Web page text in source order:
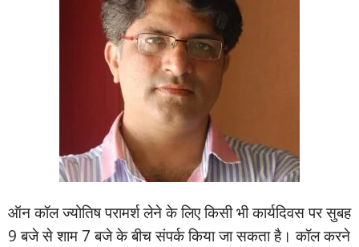
ऑन कॉल ज्‍योतिष परामर्श लेने के लिए किसी भी कार्यदिवस पर सुबह
9 बजे से शाम 7 बजे के बीच संपर्क किया जा सकता है। कॉल करने